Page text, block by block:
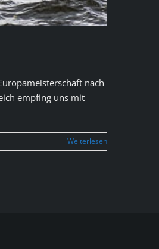
nach
empfing uns mit
Weiterlesen